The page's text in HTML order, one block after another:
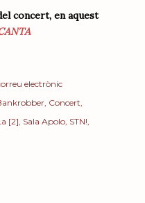
concert, en aquest
electrònic
Concert
[2] Sala Apolo STN!